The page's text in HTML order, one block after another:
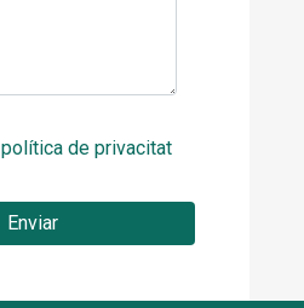
política de privacitat
Enviar